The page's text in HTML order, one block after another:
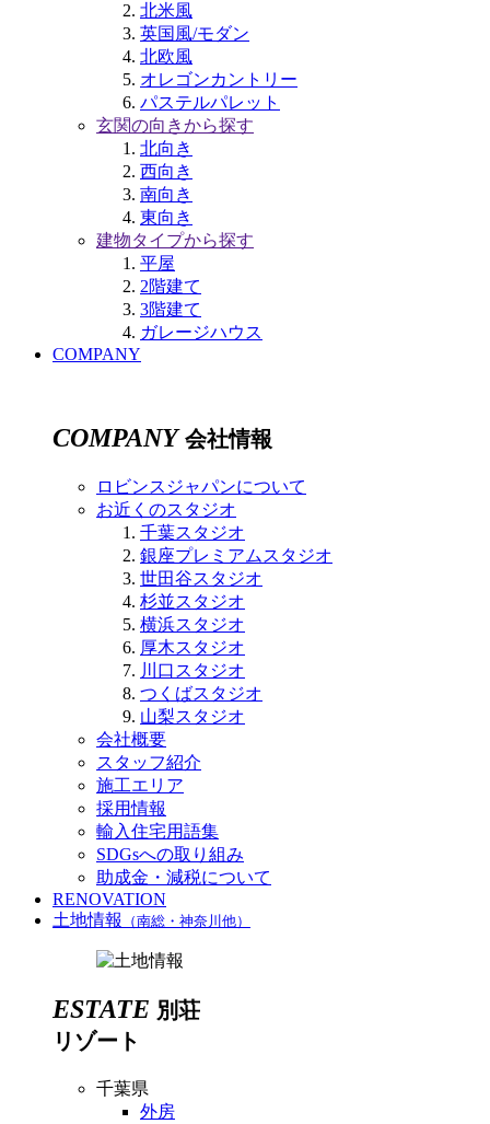
北米風
英国風/モダン
北欧風
オレゴンカントリー
パステルパレット
玄関の向きから探す
北向き
西向き
南向き
東向き
建物タイプから探す
平屋
2階建て
3階建て
ガレージハウス
COMPANY
COMPANY 会社情報
ロビンスジャパンについて
お近くのスタジオ
千葉スタジオ
銀座プレミアムスタジオ
世田谷スタジオ
杉並スタジオ
横浜スタジオ
厚木スタジオ
川口スタジオ
つくばスタジオ
山梨スタジオ
会社概要
スタッフ紹介
施工エリア
採用情報
輸入住宅用語集
SDGsへの取り組み
助成金・減税について
RENOVATION
土地情報
（南総・神奈川他）
ESTATE 別荘
リゾート
千葉県
外房